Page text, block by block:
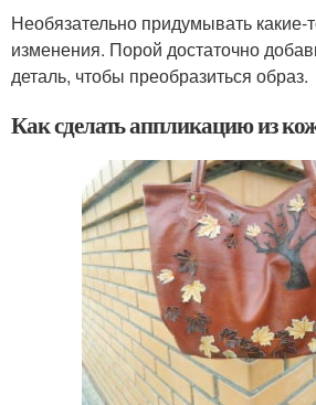
Необязательно придумывать какие-
изменения. Порой достаточно
деталь, чтобы преобразиться образ.
Как сделать аппликацию из